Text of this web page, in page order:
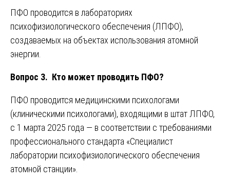
ПФО проводится в лабораториях
психофизиологического обеспечения (ЛПФО),
создаваемых на объектах использования атомной
энергии.
Вопрос 3. Кто может проводить ПФО?
ПФО проводится медицинскими психологами
(клиническими психологами), входящими в штат ЛПФО,
с 1 марта 2025 года — в соответствии с требованиями
профессионального стандарта «Специалист
лаборатории психофизиологического обеспечения
атомной станции».